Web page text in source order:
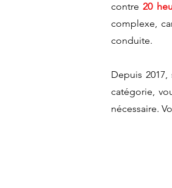
contre20
complexe,
conduite.
Depuis
catégorie,
nécessaire.